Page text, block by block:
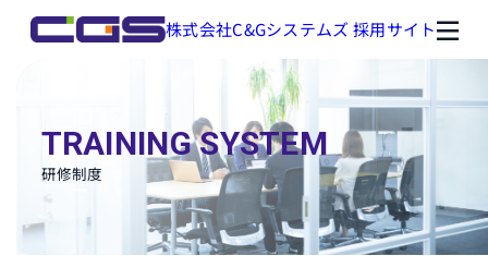
株式会社C&Gシステムズ 採用サイト
TRAINING SYSTEM
研修制度